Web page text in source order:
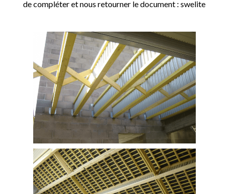
de compléter et nous retourner le document : swelite